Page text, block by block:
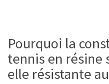
Pourquoi la
tennis en résine
elle résistante